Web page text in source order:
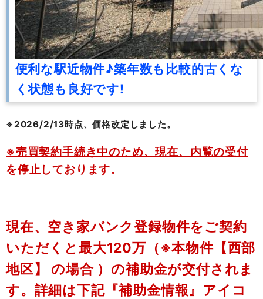
便利な駅近物件♪築年数も比較的古くな
く状態も良好です!
※2026/2/13時点、価格改定しました。
※売買契約手続き中のため、現在、内覧の受付
を停止しております。
現在、空き家バンク登録物件をご契約
いただくと最大120万（※本物件【西部
地区】
の場合 ）の補助金が交付されま
す。 詳細は下記『補助金情報』アイコ